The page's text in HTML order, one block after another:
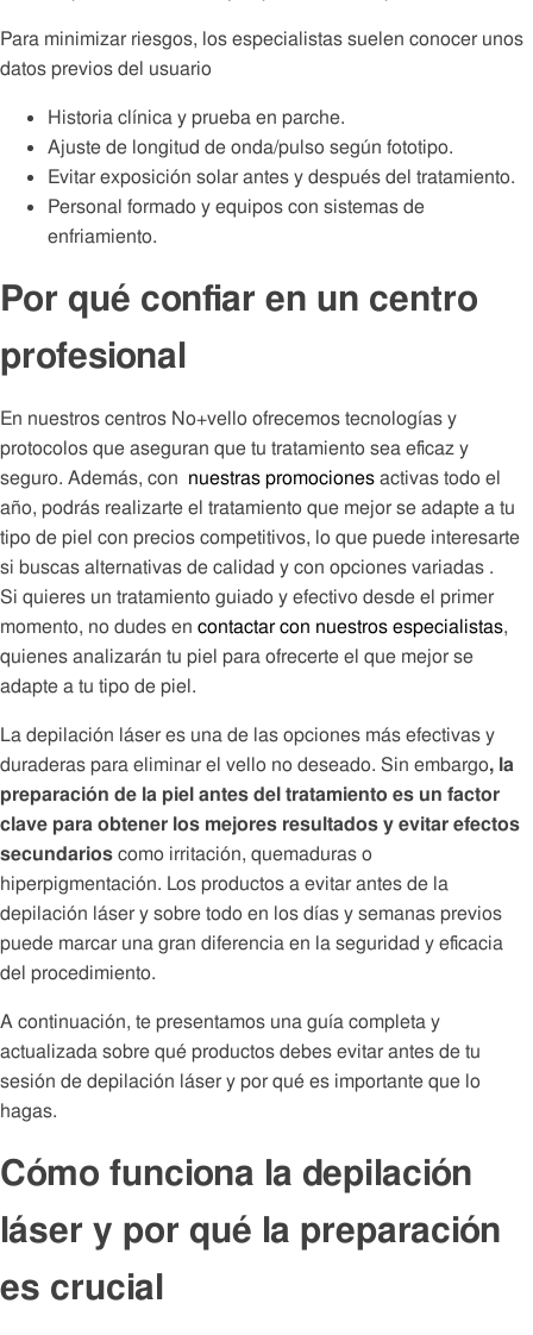
Para minimizar riesgos, los especialistas suelen conocer unos
datos previos del usuario
Historia clínica y prueba en parche.
Ajuste de longitud de onda/pulso según fototipo.
Evitar exposición solar antes y después del tratamiento.
Personal formado y equipos con sistemas de
enfriamiento.
Por qué confiar en un centro
profesional
En nuestros centros No+vello ofrecemos tecnologías y
protocolos que aseguran que tu tratamiento sea eficaz y
seguro. Además, con nuestras promocionesactivas todo el
año, podrás realizarte el tratamiento que mejor se adapte a tu
tipo de piel con precios competitivos, lo que puede interesarte
si buscas alternativas de calidad y con opciones variadas .
Si quieres un tratamiento guiado y efectivo desde el primer
momento, no dudes en contactar con nuestros especialistas,
quienes analizarán tu piel para ofrecerte el que mejor se
adapte a tu tipo de piel.
La depilación láser es una de las opciones más efectivas y
duraderas para eliminar el vello no deseado. Sin embargo, la
preparación de la piel antes del tratamiento es un factor
clave para obtener los mejores resultados y evitar efectos
secundarioscomo irritación, quemaduras o
hiperpigmentación. Los productos a evitar antes de la
depilación láser y sobre todo en los días y semanas previos
puede marcar una gran diferencia en la seguridad y eficacia
del procedimiento.
A continuación, te presentamos una guía completa y
actualizada sobre qué productos debes evitar antes de tu
sesión de depilación láser y por qué es importante que lo
hagas.
Cómo funciona la depilación
láser y por qué la preparación
es crucial